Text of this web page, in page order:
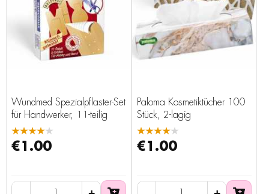
Wundmed Spezialpflaster-Set
für Handwerker, 11-teilig
★★★★★
€1.00
Paloma Kosmetiktücher 100
Stück, 2-lagig
★★★★★
€1.00